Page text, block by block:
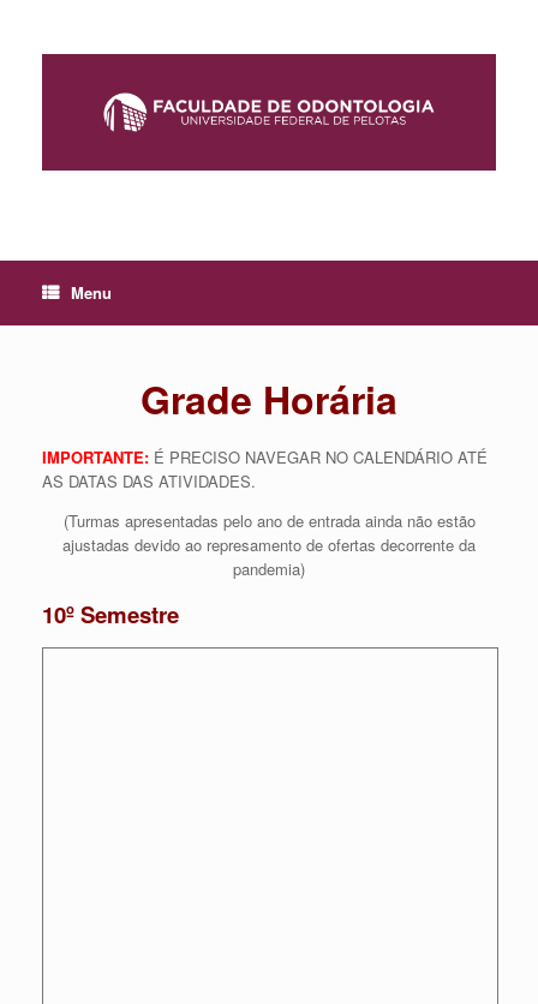
content
Menu
Grade Horária
IMPORTANTE: É PRECISO NAVEGAR NO CALENDÁRIO ATÉ
AS DATAS DAS ATIVIDADES.
(Turmas apresentadas pelo ano de entrada ainda não estão
ajustadas devido ao represamento de ofertas decorrente da
pandemia)
10º Semestre